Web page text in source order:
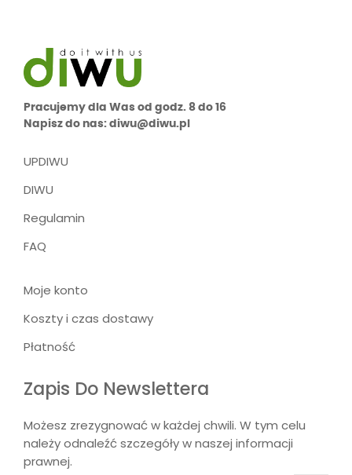
Pracujemy dla Was od godz. 8 do 16
Napisz do nas: diwu@diwu.pl
UPDIWU
DIWU
Regulamin
FAQ
Moje konto
Koszty i czas dostawy
Płatność
Zapis Do Newslettera
Możesz zrezygnować w każdej chwili. W tym celu
należy odnaleźć szczegóły w naszej informacji
prawnej.